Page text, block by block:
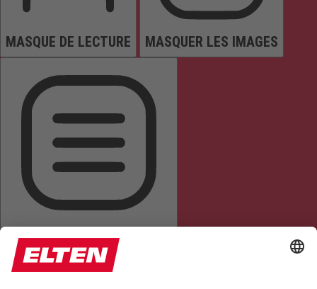
MASQUE DE LECTURE MASQUER LES IMAGES
TOUT METTRE EN ÉVIDENCE